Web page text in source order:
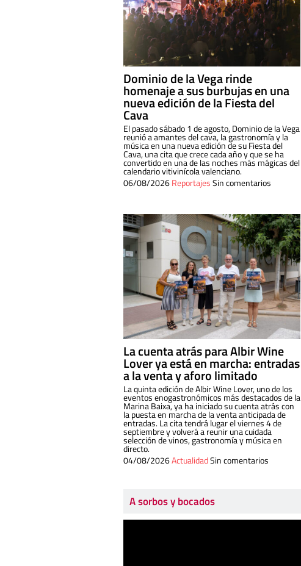
Dominio de la Vega rinde
homenaje a sus burbujas en una
nueva edición de la Fiesta del
Cava
El pasado sábado 1 de agosto, Dominio de la Vega
reunió a amantes del cava, la gastronomía y la
música en una nueva edición de su Fiesta del
Cava, una cita que crece cada año y que se ha
convertido en una de las noches más mágicas del
calendario vitivinícola valenciano.
06/08/2026ReportajesSin comentarios
La cuenta atrás para Albir Wine
Lover ya está en marcha: entradas
a la venta y aforo limitado
La quinta edición de Albir Wine Lover, uno de los
eventos enogastronómicos más destacados de la
Marina Baixa, ya ha iniciado su cuenta atrás con
la puesta en marcha de la venta anticipada de
entradas. La cita tendrá lugar el viernes 4 de
septiembre y volverá a reunir una cuidada
selección de vinos, gastronomía y música en
directo.
04/08/2026ActualidadSin comentarios
A sorbos y bocados